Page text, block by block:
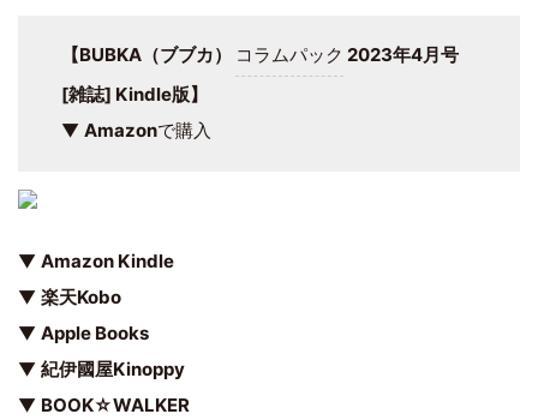
【BUBKA（ブブカ） コラムパック 2023年4月号
[雑誌] Kindle版】
▼ Amazonで購入
▼ Amazon Kindle
▼ 楽天Kobo
▼ Apple Books
▼ 紀伊國屋Kinoppy
▼ BOOK☆WALKER